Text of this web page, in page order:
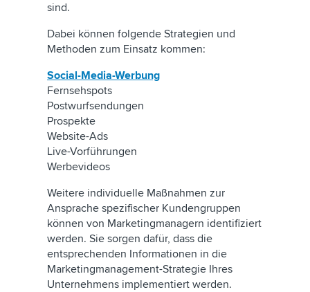
sind.
Dabei können folgende Strategien und
Methoden zum Einsatz kommen:
Social-Media-Werbung
Fernsehspots
Postwurfsendungen
Prospekte
Website-Ads
Live-Vorführungen
Werbevideos
Weitere individuelle Maßnahmen zur
Ansprache spezifischer Kundengruppen
können von Marketingmanagern identifiziert
werden. Sie sorgen dafür, dass die
entsprechenden Informationen in die
Marketingmanagement-Strategie Ihres
Unternehmens implementiert werden.